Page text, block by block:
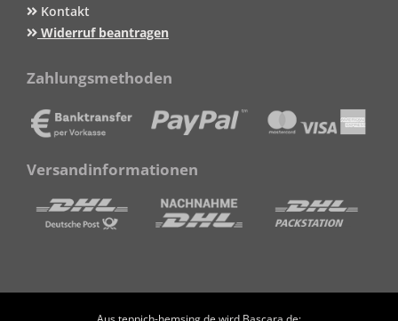
Kontakt
Widerruf beantragen
Zahlungsmethoden
Versandinformationen